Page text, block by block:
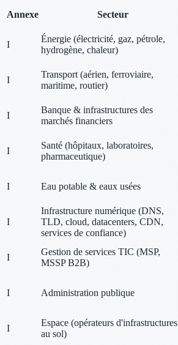
Annexe Secteur
I
Énergie (électricité, gaz, pétrole,
hydrogène, chaleur)
I
Transport (aérien, ferroviaire,
maritime, routier)
I
Banque & infrastructures des
marchés financiers
I
Santé (hôpitaux, laboratoires,
pharmaceutique)
I Eau potable & eaux usées
I
Infrastructure numérique (DNS,
TLD, cloud, datacenters, CDN,
services de confiance)
I
Gestion de services TIC (MSP,
MSSP B2B)
I Administration publique
I
Espace (opérateurs d'infrastructures
au sol)